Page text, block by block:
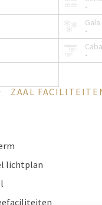
-
-
-
ZAAL
lichtplan